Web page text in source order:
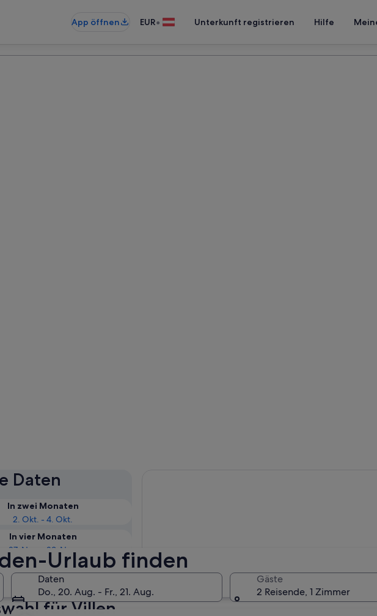
App öffnen EUR• Unterkunft registrieren Hilfe
Urlaub finden
Daten
Do., 20. Aug. - Fr., 21. Aug.
Gäste
2 Reisende, 1 Zimmer
Daten
In zwei Monaten
2. Okt. - 4. Okt.
In vier Monaten
27. Nov. - 29. Nov.
Karte anzeigen
für Villen